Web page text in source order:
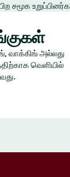
பிற சமூக
வாக்கிங் அல்லது
வெளியில்